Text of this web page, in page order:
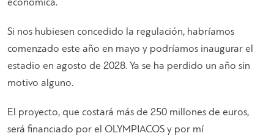
económica.
Si nos hubiesen concedido la regulación, habríamos
comenzado este año en mayo y podríamos inaugurar el
estadio en agosto de 2028. Ya se ha perdido un año sin
motivo alguno.
El proyecto, que costará más de 250 millones de euros,
será financiado por el OLYMPIACOS y por mí